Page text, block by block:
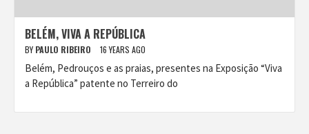
BELÉM, VIVA A REPÚBLICA
BY PAULO RIBEIRO 16 YEARS AGO
Belém, Pedrouços e as praias, presentes na Exposição “Viva
a República” patente no Terreiro do